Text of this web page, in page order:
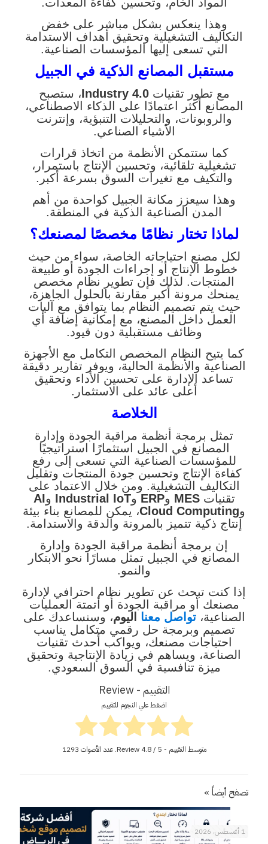
المواد الخام، وتحسين كفاءة المعدات.
وهذا ينعكس بشكل مباشر على خفض
التكاليف التشغيلية وتحقيق أهداف الاستدامة
التي تسعى إليها المؤسسات الصناعية.
مستقبل المصانع الذكية في الجبيل
مع تطور تقنياتIndustry 4.0، ستصبح
المصانع أكثر اعتمادًا على الذكاء الاصطناعي،
والروبوتات، والتحليلات التنبؤية، وإنترنت
الأشياء الصناعي.
كما ستتمكن الأنظمة من اتخاذ قرارات
تشغيلية تلقائية، وتحسين الإنتاج باستمرار،
والتكيف مع تغيرات السوق بسرعة أكبر.
وهذا سيعزز مكانة الجبيل كواحدة من أهم
المدن الصناعية الذكية في المنطقة.
لماذا تختار نظامًا مخصصًا لمصنعك؟
لكل مصنع احتياجاته الخاصة، سواء من حيث
خطوط الإنتاج أو إجراءات الجودة أو طبيعة
المنتجات. لذلك فإن تطوير نظام مخصص
يمنحك مرونة أكبر مقارنة بالحلول الجاهزة،
حيث يتم تصميم النظام بما يتوافق مع آليات
العمل داخل المصنع، مع إمكانية إضافة أي
وظائف مستقبلية دون قيود.
كما يتيح النظام المخصص التكامل مع الأجهزة
الصناعية والأنظمة الحالية، ويوفر تقارير دقيقة
تساعد الإدارة على تحسين الأداء وتحقيق
أعلى عائد على الاستثمار.
الخلاصة
تمثل برمجة أنظمة مراقبة الجودة وإدارة
المصانع في الجبيل استثمارًا استراتيجيًا
للمؤسسات الصناعية التي تسعى إلى رفع
كفاءة الإنتاج وتحسين جودة المنتجات وتقليل
التكاليف التشغيلية. ومن خلال الاعتماد على
تقنياتMES وERP وIndustrial IoT وAI
وCloud Computing، يمكن للمصانع بناء بيئة
إنتاج ذكية تتميز بالمرونة والدقة والاستدامة.
إن برمجة أنظمة مراقبة الجودة وإدارة
المصانع في الجبيل تمثل مسارًا نحو الابتكار
والنمو.
إذا كنت تبحث عن تطوير نظام احترافي لإدارة
مصنعك أو مراقبة الجودة أو أتمتة العمليات
الصناعية،تواصل معنا اليوم، وسنساعدك على
تصميم وبرمجة حل رقمي متكامل يناسب
احتياجات مصنعك، ويواكب أحدث تقنيات
الصناعة، ويساهم في زيادة الإنتاجية وتحقيق
ميزة تنافسية في السوق السعودي.
التقييم - Review
اضغط علي النجوم للتقييم
متوسط التقييم - Review 4.8/ 5. عدد الأصوات 1293
تصفح أيضاً »
1 أغسطس، 2026